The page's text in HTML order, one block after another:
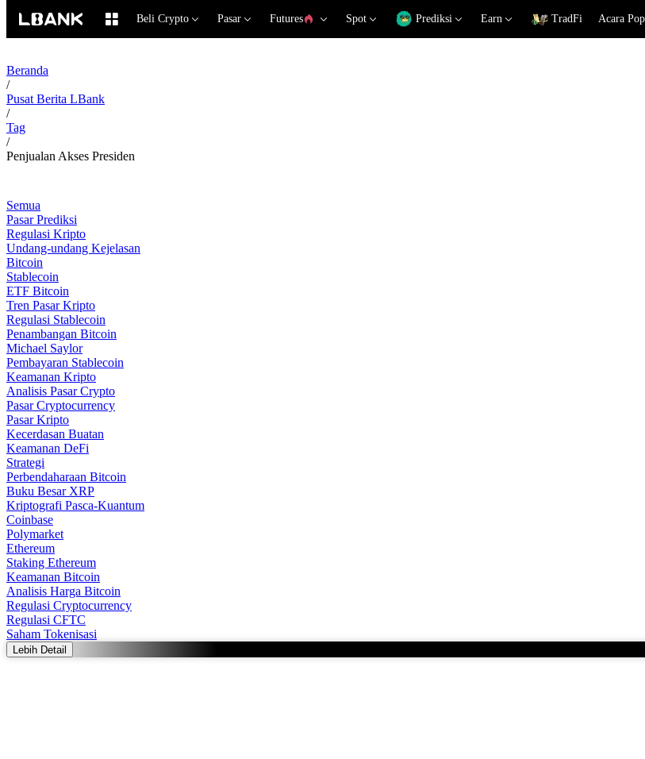
Beli Crypto Pasar Futures Spot Prediksi Earn TradFi Acara
Beranda
/
Pusat Berita LBank
/
Tag
/
Penjualan Akses Presiden
Semua
Pasar Prediksi
Regulasi Kripto
Undang-undang Kejelasan
Bitcoin
Stablecoin
ETF Bitcoin
Tren Pasar Kripto
Regulasi Stablecoin
Penambangan Bitcoin
Michael Saylor
Pembayaran Stablecoin
Keamanan Kripto
Analisis Pasar Crypto
Pasar Cryptocurrency
Pasar Kripto
Kecerdasan Buatan
Keamanan DeFi
Strategi
Perbendaharaan Bitcoin
Buku Besar XRP
Kriptografi Pasca-Kuantum
Coinbase
Polymarket
Ethereum
Staking Ethereum
Keamanan Bitcoin
Analisis Harga Bitcoin
Regulasi Cryptocurrency
Regulasi CFTC
Saham Tokenisasi
Lebih Detail